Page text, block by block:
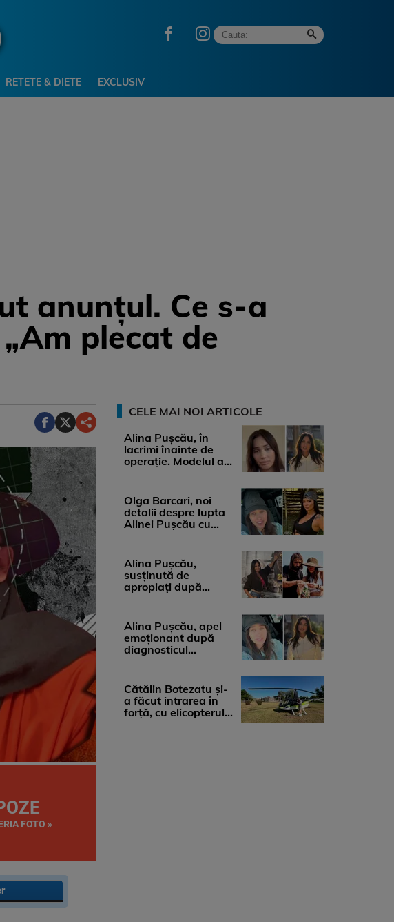
RETETE & DIETE EXCLUSIV
anunțul. Ce s-a
plecat de
FOTO »
CELE MAI NOI ARTICOLE
Alina Pușcău, în
lacrimi înainte de
operație. Modelul a
Olga Barcari, noi
detalii despre lupta
Alinei Pușcău cu
Alina Pușcău,
susținută de
apropiați după
medicii, ...
Alina Pușcău, apel
emoționant după
diagnosticul
...
Cătălin Botezatu și-
a făcut intrarea în
forță, cu elicopterul,